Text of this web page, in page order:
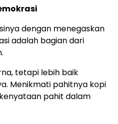
dengan menegaskan
adalah bagian dari
tetapi lebih baik
Menikmati pahitnya kopi
pahit dalam